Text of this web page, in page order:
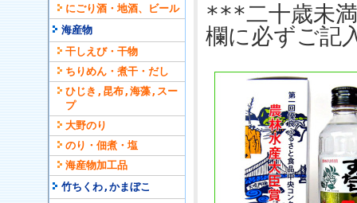
にごり酒・地酒、ビール
海産物
干しえび・干物
ちりめん・煮干・だし
ひじき,昆布,海藻,スー
プ
大野のり
のり・佃煮・塩
海産物加工品
竹ちくわ,かまぼこ
***二十歳未
欄に必ずご記